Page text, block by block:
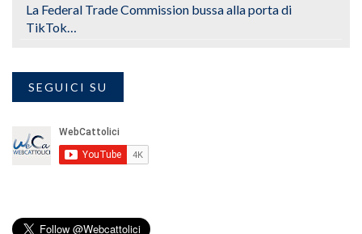
La Federal Trade Commission bussa alla porta di
TikTok…
SEGUICI SU